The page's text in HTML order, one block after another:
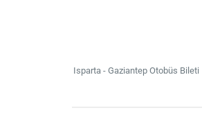
Isparta - Gaziantep Otobüs Bileti